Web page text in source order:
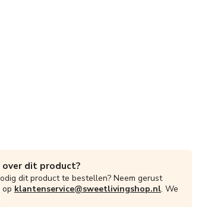
over dit product?
dit product te bestellen? Neem gerust
klantenservice@sweetlivingshop.nl. We